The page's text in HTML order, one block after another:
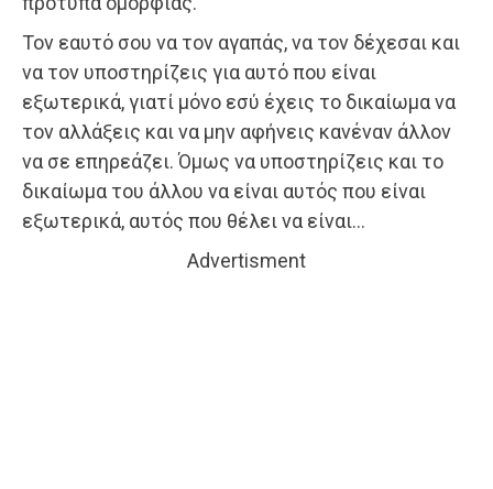
Τον εαυτό σου να τον αγαπάς, να τον δέχεσαι και
να τον υποστηρίζεις για αυτό που είναι
εξωτερικά, γιατί μόνο εσύ έχεις το δικαίωμα να
τον αλλάξεις και να μην αφήνεις κανέναν άλλον
να σε επηρεάζει. Όμως να υποστηρίζεις και το
δικαίωμα του άλλου να είναι αυτός που είναι
εξωτερικά, αυτός που θέλει να είναι…
Advertisment